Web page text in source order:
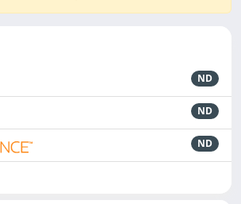
ND
ND
ND